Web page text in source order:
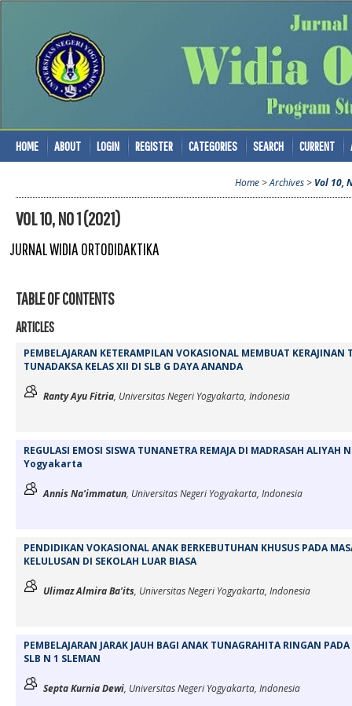
HOME ABOUT LOGIN REGISTER CATEGORIES SEARCH CURRENT
Home >Archives > Vol 10,
VOL 10, NO 1 (2021)
JURNAL WIDIA ORTODIDAKTIKA
TABLE OF CONTENTS
ARTICLES
PEMBELAJARAN KETERAMPILAN VOKASIONAL MEMBUAT KERAJINAN
TUNADAKSA KELAS XII DI SLB G DAYA ANANDA
Ranty Ayu Fitria, Universitas Negeri Yogyakarta, Indonesia
REGULASI EMOSI SISWA TUNANETRA REMAJA DI MADRASAH ALIYAH
Yogyakarta
Annis Na'immatun, Universitas Negeri Yogyakarta, Indonesia
PENDIDIKAN VOKASIONAL ANAK BERKEBUTUHAN KHUSUS PADA
KELULUSAN DI SEKOLAH LUAR BIASA
Ulimaz Almira Ba'its, Universitas Negeri Yogyakarta, Indonesia
PEMBELAJARAN JARAK JAUH BAGI ANAK TUNAGRAHITA RINGAN
SLB N 1 SLEMAN
Septa Kurnia Dewi, Universitas Negeri Yogyakarta, Indonesia